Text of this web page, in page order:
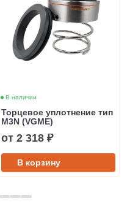
В наличии
Торцевое уплотнение тип
M3N (VGME)
от 2 318 ₽
В корзину